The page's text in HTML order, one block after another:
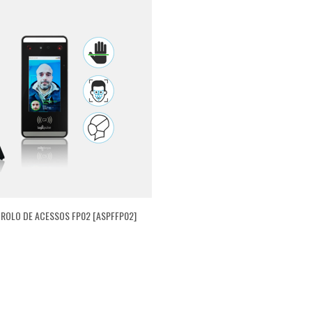
DE ACESSOS FP02 [ASPFFP02]